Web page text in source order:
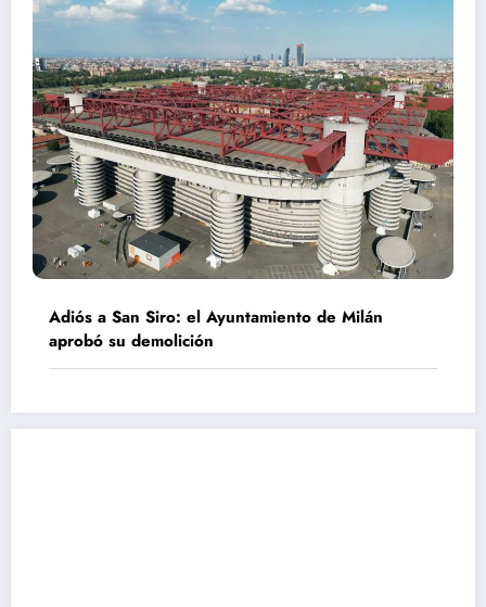
Adiós a San Siro: el Ayuntamiento de Milán
aprobó su demolición